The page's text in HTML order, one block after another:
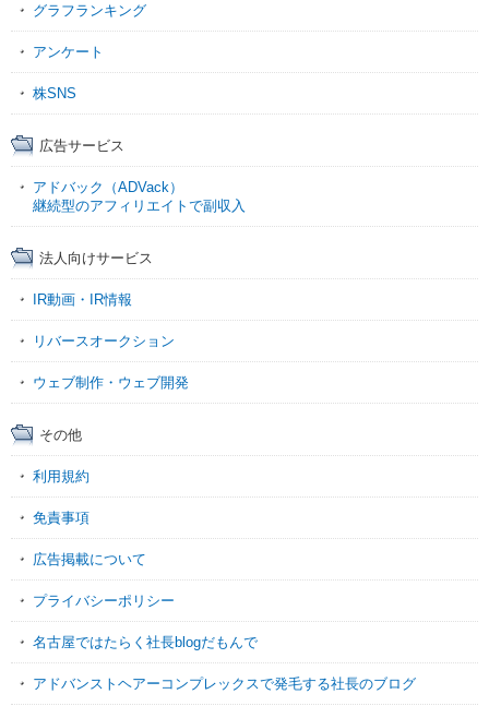
グラフランキング
アンケート
株SNS
広告サービス
アドバック（ADVack）
継続型のアフィリエイトで副収入
法人向けサービス
IR動画・IR情報
リバースオークション
ウェブ制作・ウェブ開発
その他
利用規約
免責事項
広告掲載について
プライバシーポリシー
名古屋ではたらく社長blogだもんで
アドバンストヘアーコンプレックスで発毛する社長のブログ